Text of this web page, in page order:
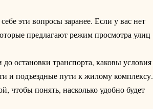
эти вопросы заранее. Если у вас нет
предлагают режим просмотра улиц
остановки транспорта, каковы условия
и подъездные пути к жилому комплексу.
чтобы понять, насколько удобно будет